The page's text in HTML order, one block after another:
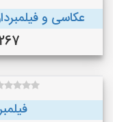
عکاسی و